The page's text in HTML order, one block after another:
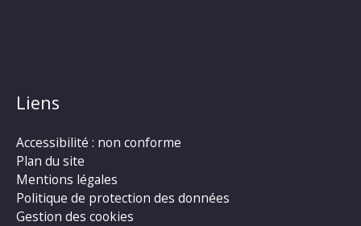
Liens
Accessibilité : non conforme
Plan du site
Mentions légales
Politique de protection des données
Gestion des cookies